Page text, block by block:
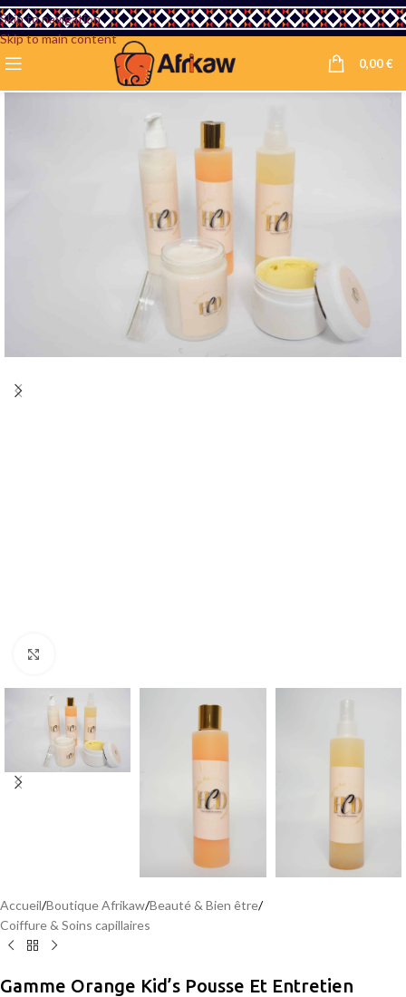
Skip to navigation
Skip to main content
0,00€
Accueil/Boutique Afrikaw/Beauté & Bien être/
Coiffure & Soins capillaires
Gamme Orange Kid’s Pousse Et Entretien